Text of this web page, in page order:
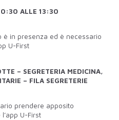
ALLE 13:30
è in presenza ed è necessario
U-First
– SEGRETERIA MEDICINA,
– FILA SEGRETERIE
prendere apposito
U-First